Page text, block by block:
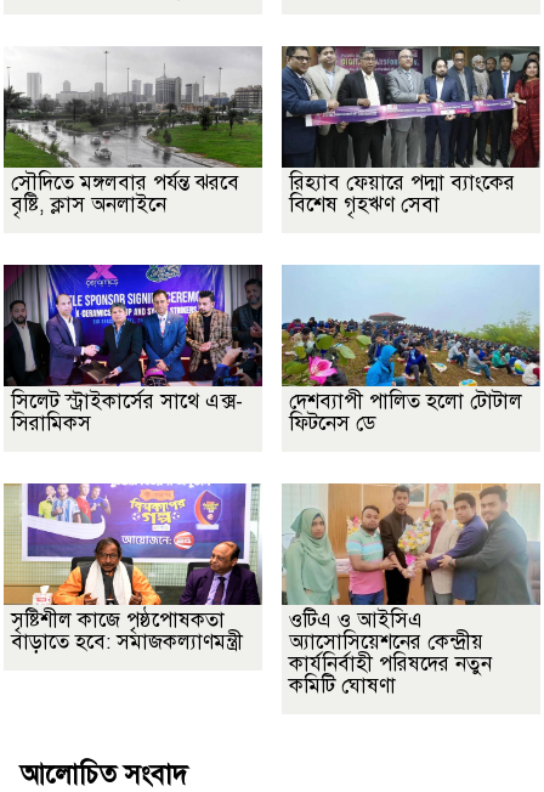
সৌদিতে মঙ্গলবার পর্যন্ত ঝরবে
বৃষ্টি, ক্লাস অনলাইনে
রিহ্যাব ফেয়ারে পদ্মা ব্যাংকের
বিশেষ গৃহঋণ সেবা
সিলেট স্ট্রাইকার্সের সাথে এক্স-
সিরামিকস
দেশব্যাপী পালিত হলো টোটাল
ফিটনেস ডে
সৃষ্টিশীল কাজে পৃষ্ঠপোষকতা
বাড়াতে হবে: সমাজকল্যাণমন্ত্রী
ওটিএ ও আইসিএ
অ্যাসোসিয়েশনের কেন্দ্রীয়
কার্যনির্বাহী পরিষদের নতুন
কমিটি ঘোষণা
আলোচিত সংবাদ